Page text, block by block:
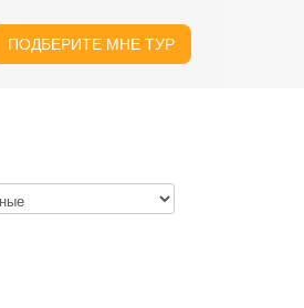
ПОДБЕРИТЕ МНЕ ТУР